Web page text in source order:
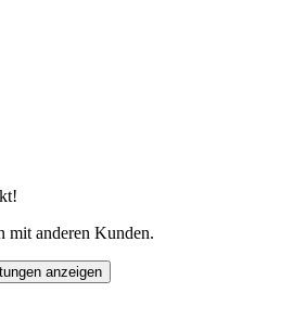
mit anderen Kunden.
anzeigen